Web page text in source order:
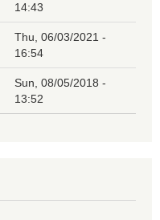
14:43
Thu, 06/03/2021 -
16:54
Sun, 08/05/2018 -
13:52